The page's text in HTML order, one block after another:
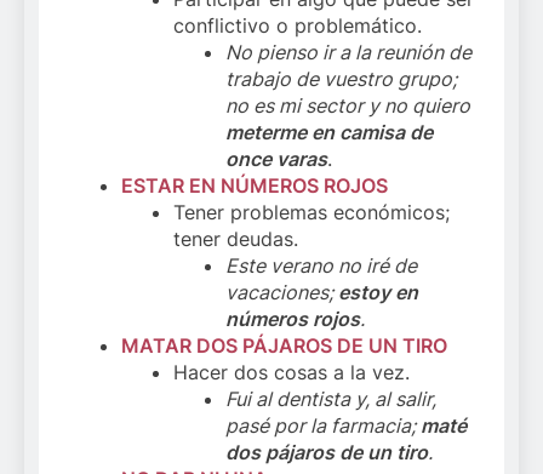
conflictivo o problemático.
No pienso ir a la reunión de
trabajo de vuestro grupo;
no es mi sector y no quiero
meterme en camisa de
once varas.
ESTAR EN NÚMEROS ROJOS
Tener problemas económicos;
tener deudas.
Este verano no iré de
vacaciones;estoy en
números rojos.
MATAR DOS PÁJAROS DE UN TIRO
Hacer dos cosas a la vez.
Fui al dentista y, al salir,
pasé por la farmacia;maté
dos pájaros de un tiro.